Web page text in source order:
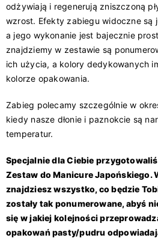
odżywiają i regenerują zniszczoną
wzrost. Efekty zabiegu widoczne są
a jego wykonanie jest bajecznie
znajdziemy w zestawie są
ich użycia, a kolory dedykowanych
kolorze opakowania.
Zabieg polecamy szczególnie w
kiedy nasze dłonie i paznokcie są
temperatur.
Specjalnie dla Ciebie
Zestaw do Manicure Japońskiego.
znajdziesz wszystko, co będzie
zostały tak ponumerowane, abyś
się w jakiej kolejności
opakowań pasty/pudru